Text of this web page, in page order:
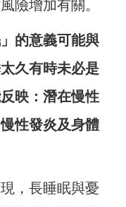
險增加有關。
的意義可能與
久有時未必是
映：潛在慢性
性發炎及身體
，長睡眠與憂